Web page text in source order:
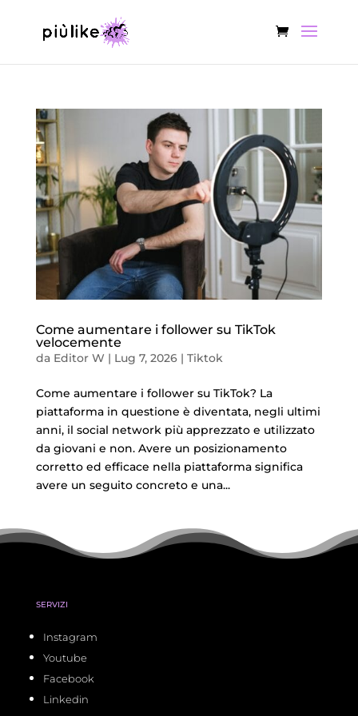
Come aumentare i follower su TikTok
velocemente
da Editor W | Lug 7, 2026| Tiktok
Come aumentare i follower su TikTok? La
piattaforma in questione è diventata, negli ultimi
anni, il social network più apprezzato e utilizzato
da giovani e non. Avere un posizionamento
corretto ed efficace nella piattaforma significa
avere un seguito concreto e una...
SERVIZI
Instagram
Youtube
Facebook
Linkedin